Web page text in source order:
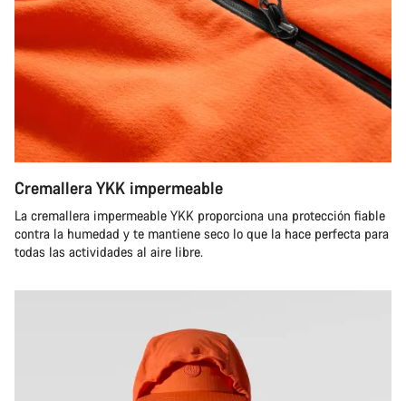
Cremallera YKK impermeable
La cremallera impermeable YKK proporciona una protección fiable
contra la humedad y te mantiene seco lo que la hace perfecta para
todas las actividades al aire libre.